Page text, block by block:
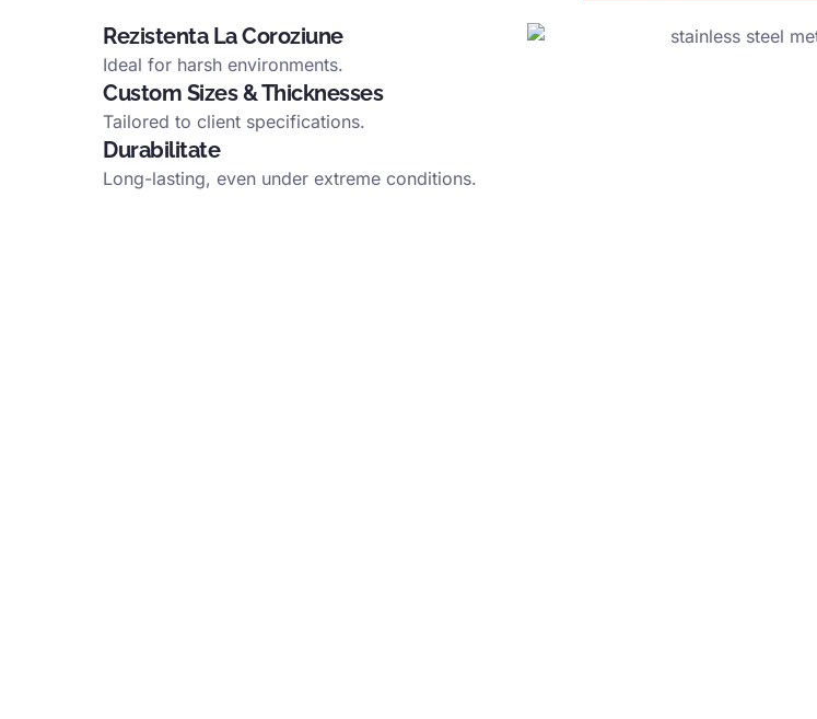
Rezistenta La Coroziune
Ideal for harsh environments.
Custom Sizes&Thicknesses
Tailored to client specifications.
Durabilitate
Long-lasting, even under extreme conditions.